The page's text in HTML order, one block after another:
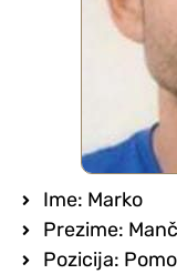
Ime: Marko
Prezime:
Pozicija: